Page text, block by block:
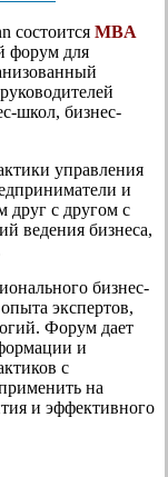
состоится MBA
форум для
школ, бизнес-
управления
и
друг с другом с
ведения бизнеса,
бизнес-
экспертов,
Форум дает
и
с
на
и эффективного